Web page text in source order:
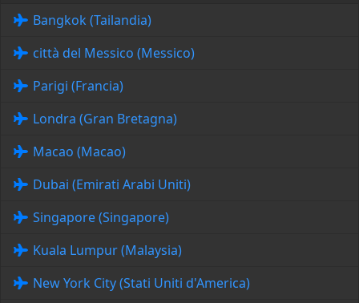
Bangkok (Tailandia)
città del Messico (Messico)
Parigi (Francia)
Londra (Gran Bretagna)
Macao (Macao)
Dubai (Emirati Arabi Uniti)
Singapore (Singapore)
Kuala Lumpur (Malaysia)
New York City (Stati Uniti d'America)